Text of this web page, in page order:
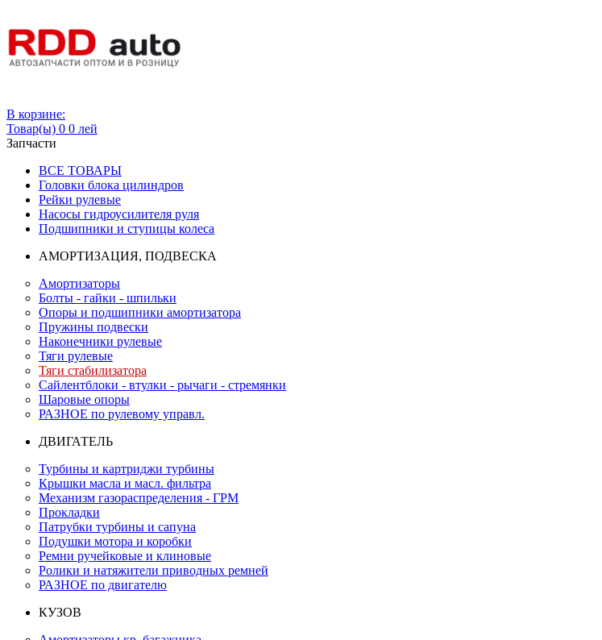
В корзине:
Товар(ы) 0 0 лей
Запчасти
ВСЕ ТОВАРЫ
Головки блока цилиндров
Рейки рулевые
Насосы гидроусилителя руля
Подшипники и ступицы колеса
АМОРТИЗАЦИЯ, ПОДВЕСКА
Амортизаторы
Болты - гайки - шпильки
Опоры и подшипники амортизатора
Пружины подвески
Наконечники рулевые
Тяги рулевые
Тяги стабилизатора
Сайлентблоки - втулки - рычаги - стремянки
Шаровые опоры
РАЗНОЕ по рулевому управл.
ДВИГАТЕЛЬ
Турбины и картриджи турбины
Крышки масла и масл. фильтра
Механизм газораспределения - ГРМ
Прокладки
Патрубки турбины и сапуна
Подушки мотора и коробки
Ремни ручейковые и клиновые
Ролики и натяжители приводных ремней
РАЗНОЕ по двигателю
КУЗОВ